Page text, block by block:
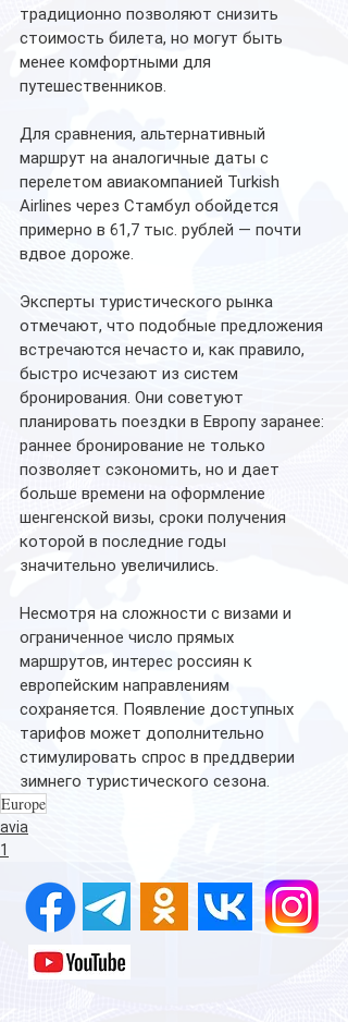
традиционно позволяют снизить
стоимость билета, но могут быть
менее комфортными для
путешественников.
Для сравнения, альтернативный
маршрут на аналогичные даты с
перелетом авиакомпанией Turkish
Airlines через Стамбул обойдется
примерно в 61,7 тыс. рублей — почти
вдвое дороже.
Эксперты туристического рынка
отмечают, что подобные предложения
встречаются нечасто и, как правило,
быстро исчезают из систем
бронирования. Они советуют
планировать поездки в Европу заранее:
раннее бронирование не только
позволяет сэкономить, но и дает
больше времени на оформление
шенгенской визы, сроки получения
которой в последние годы
значительно увеличились.
Несмотря на сложности с визами и
ограниченное число прямых
маршрутов, интерес россиян к
европейским направлениям
сохраняется. Появление доступных
тарифов может дополнительно
стимулировать спрос в преддверии
зимнего туристического сезона.
Europe
avia
1